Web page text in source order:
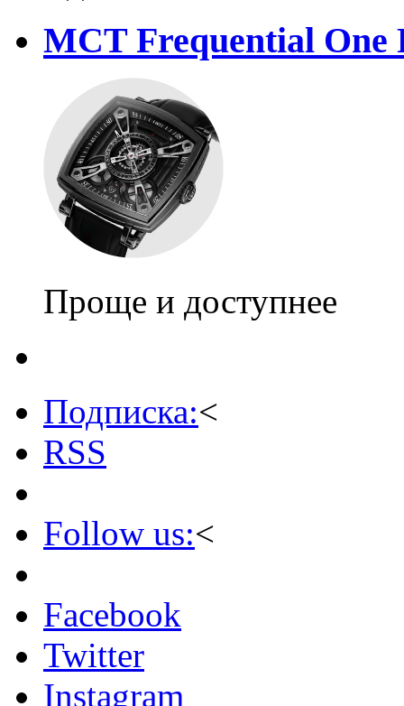
MCT Frequential One
Проще и доступнее
Подписка:<
RSS
Follow us:<
Facebook
Twitter
Instagram